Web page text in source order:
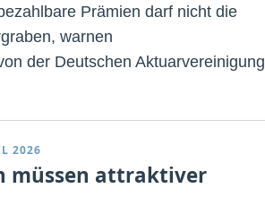
Prämien darf nicht die
warnen
der Deutschen Aktuarvereinigung
2026
müssen attraktiver